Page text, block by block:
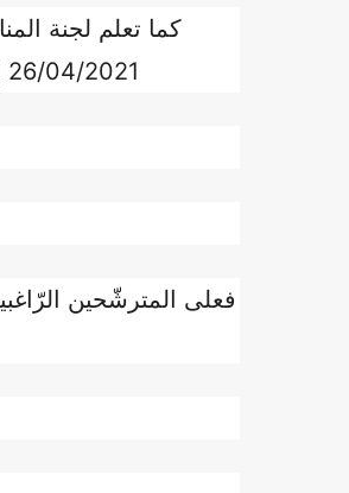
26/04/2021 إلى غاية يوم 05/05/2021 بدخول الغاية باعتبار تاريخ ختم البريد